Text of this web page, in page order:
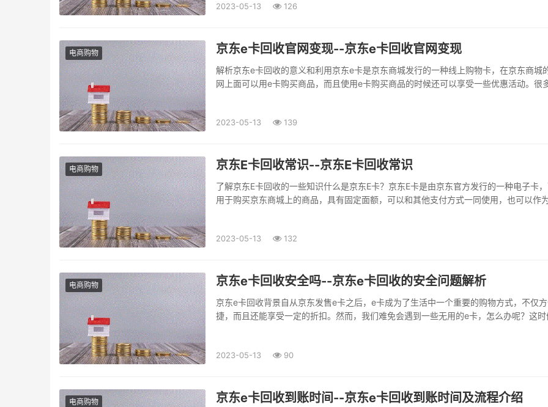
旅游...
2023-05-13 126
电商购物 京东e卡回收官网变现--京东e卡回收官网变现
解析京东e卡回收的意义和利用京东e卡是京东商城发行的一种线上购物卡，在京东商城
网上面可以用e卡购买商品，而且使用e卡购买商品的时候还可以享受一些优惠活动。很
市场行情来看，第二种方式更为稳妥，而...
2023-05-13 139
电商购物 京东E卡回收常识--京东E卡回收常识
了解京东E卡回收的一些知识什么是京东E卡？京东E卡是由京东官方发行的一种电子卡
用于购买京东商城上的商品，具有固定面额，可以和其他支付方式一同使用，也可以作
2023-05-13 132
电商购物 京东e卡回收安全吗--京东e卡回收的安全问题解析
京东e卡回收背景自从京东发售e卡之后，e卡成为了生活中一个重要的购物方式，不仅
捷，而且还能享受一定的折扣。然而，我们难免会遇到一些无用的e卡，怎么办呢？这时
回收商需要支付的金额，同样从中抽取一定的费用。另外一方面，京东...
2023-05-13 90
电商购物 京东e卡回收到账时间--京东e卡回收到账时间及流程介绍